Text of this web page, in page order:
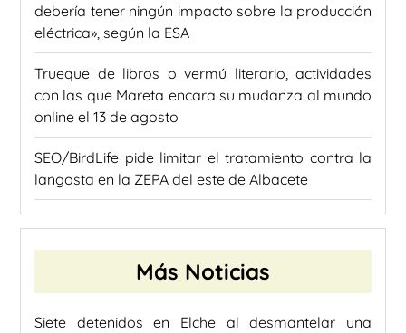
debería tener ningún impacto sobre la producción
eléctrica», según la ESA
Trueque de libros o vermú literario, actividades
con las que Mareta encara su mudanza al mundo
online el 13 de agosto
SEO/BirdLife pide limitar el tratamiento contra la
langosta en la ZEPA del este de Albacete
Más Noticias
Siete detenidos en Elche al desmantelar una